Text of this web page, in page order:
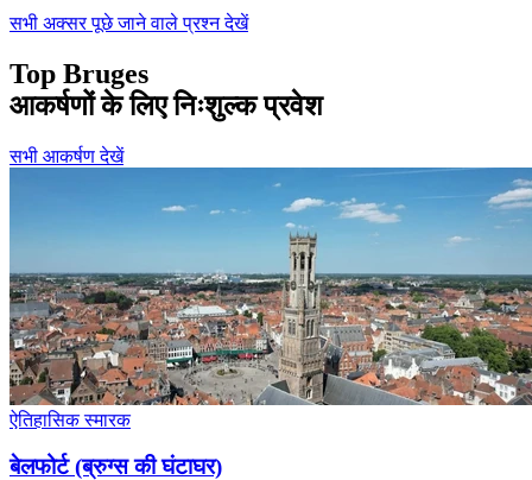
सभी अक्सर पूछे जाने वाले प्रश्न देखें
Top Bruges
आकर्षणों के लिए निःशुल्क प्रवेश
सभी आकर्षण देखें
ऐतिहासिक स्मारक
बेलफोर्ट (ब्रुग्स की घंटाघर)